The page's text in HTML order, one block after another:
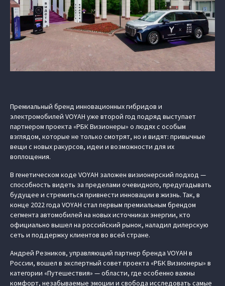
Премиальный бренд инновационных гибридов и
электромобилей VOYAH уже второй год подряд выступает
партнером проекта «РБК Визионеры» о людях с особым
взглядом, которые не только смотрят, но и видят: привычные
вещи с новых ракурсов, идеи и возможности для их
воплощения.
В генетическом коде VOYAH заложен визионерский подход —
способность видеть за пределами очевидного, предугадывать
будущее и стремиться привнести инновации в жизнь. Так, в
конце 2022 года VOYAH стал первым премиальным брендом
сегмента автомобилей на новых источниках энергии, кто
официально вышел на российский рынок, наладил дилерскую
сеть и поддержку клиентов во всей стране.
Андрей Резников, управляющий партнер бренда VOYAH в
России, вошел в экспертный совет проекта «РБК Визионеры» в
категории «Путешествия» — области, где особенно важны
комфорт, незабываемые эмоции и свобода исследовать самые